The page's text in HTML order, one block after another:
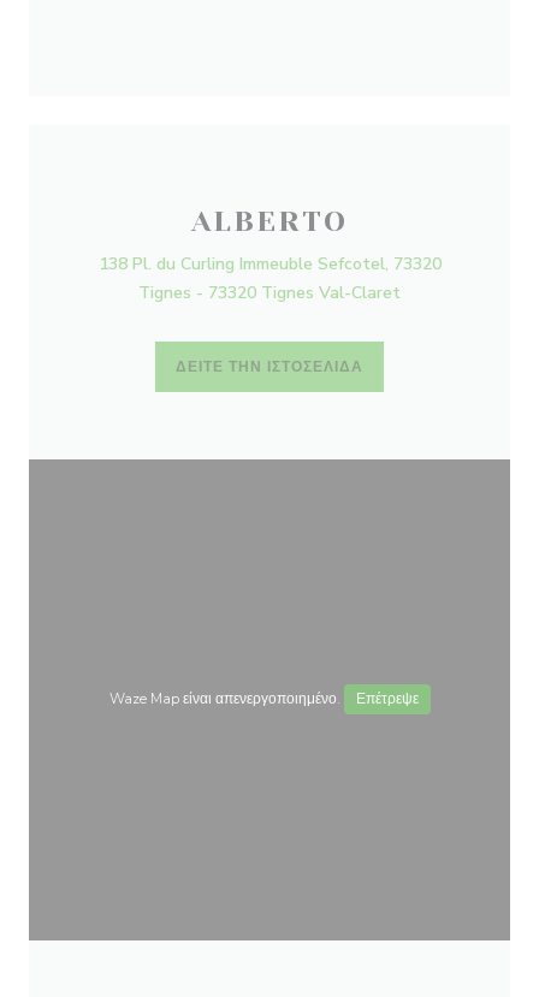
ALBERTO
138 Pl. du Curling Immeuble Sefcotel, 73320
Tignes - 73320 Tignes Val-Claret
ΔΕΊΤΕ ΤΗΝ ΙΣΤΟΣΕΛΊΔΑ
Waze Map είναι απενεργοποιημένο. Επέτρεψε